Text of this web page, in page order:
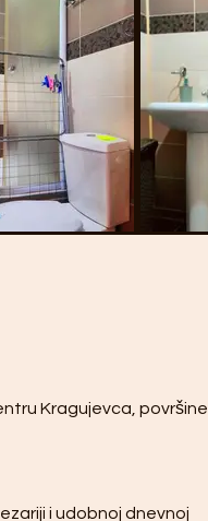
Kragujevca, površine
i udobnoj dnevnoj